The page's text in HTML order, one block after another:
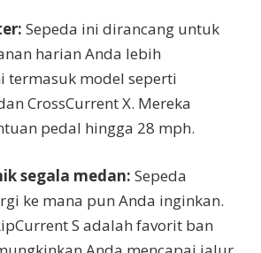
Sepeda ini dirancang untuk
harian Anda lebih
termasuk model seperti
CrossCurrent X. Mereka
pedal hingga 28 mph.
segala medan: Sepeda
ke mana pun Anda inginkan.
S adalah favorit ban